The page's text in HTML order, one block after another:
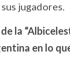
jugadores.
la
en lo